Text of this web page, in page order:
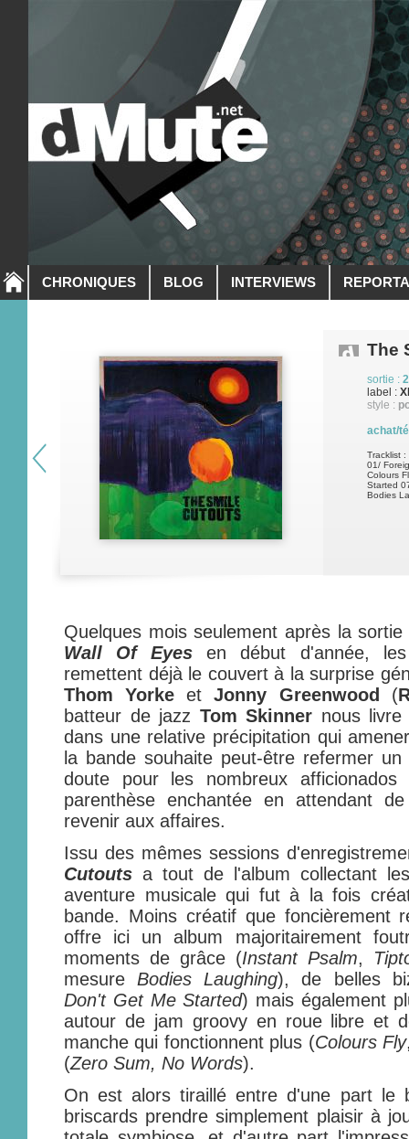
CHRONIQUES BLOG INTERVIEWS
The
sortie :
label :
style :
achat/
Tracklist :
01/
Colours
Started
Bodies
Quelques mois seulement après la
Wall Of Eyes en début d'année,
remettent déjà le couvert à la surprise
Thom Yorke etJonny Greenwood (
batteur de jazz Tom Skinner nous
dans une relative précipitation qui
la bande souhaite peut-être refermer
doute pour les nombreux
parenthèse enchantée en attendant
revenir aux affaires.
Issu des mêmes sessions
Cutouts a tout de l'album collectant
aventure musicale qui fut à la fois
bande. Moins créatif que foncièrement
offre ici un album majoritairement
moments de grâce (Instant Psalm,
mesure Bodies Laughing), de belles
Don't Get Me Started) mais également
autour de jam groovy en roue libre et
manche qui fonctionnent plus (Colours Fly
(Zero Sum, No Words).
On est alors tiraillé entre d'une part le
briscards prendre simplement plaisir à